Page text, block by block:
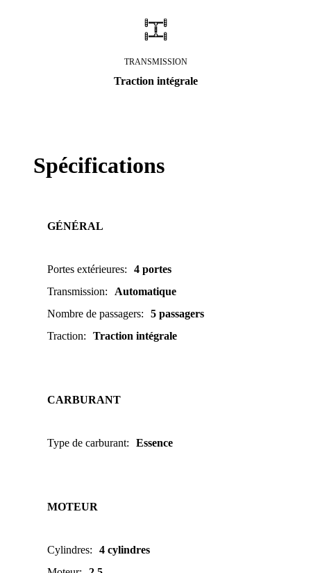
TRANSMISSION
Traction intégrale
Spécifications
GÉNÉRAL
Portes extérieures:
4 portes
Transmission:
Automatique
Nombre de passagers:
5 passagers
Traction: Traction intégrale
CARBURANT
Type de carburant: Essence
MOTEUR
Cylindres:
4 cylindres